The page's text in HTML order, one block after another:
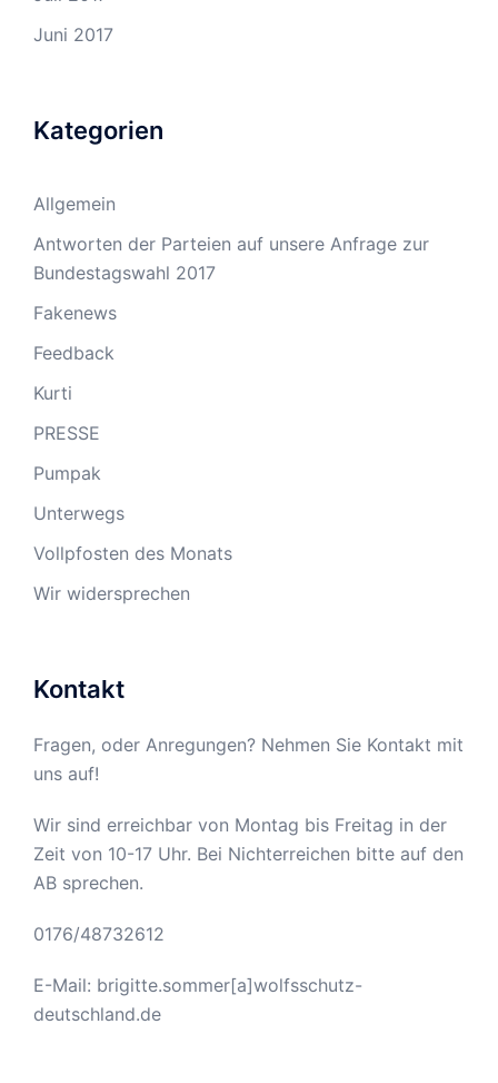
Juni 2017
Kategorien
Allgemein
Antworten der Parteien auf unsere Anfrage zur
Bundestagswahl 2017
Fakenews
Feedback
Kurti
PRESSE
Pumpak
Unterwegs
Vollpfosten des Monats
Wir widersprechen
Kontakt
Fragen, oder Anregungen? Nehmen Sie Kontakt mit
uns auf!
Wir sind erreichbar von Montag bis Freitag in der
Zeit von 10-17 Uhr. Bei Nichterreichen bitte auf den
AB sprechen.
0176/48732612
E-Mail: brigitte.sommer[a]wolfsschutz-
deutschland.de